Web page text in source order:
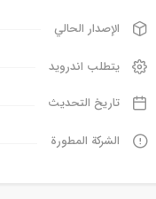
الإصدار الحالي
يتطلب اندرويد
تاريخ التحديث
الشركة المطورة